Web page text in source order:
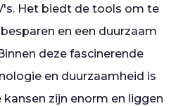
Het biedt de tools om te
en een duurzaam
deze fascinerende
en duurzaamheid is
zijn enorm en liggen